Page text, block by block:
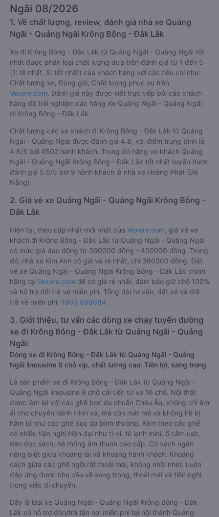
Ngãi 08/2026
1. Về chất lượng, review, đánh giá nhà xe Quảng
Ngãi - Quảng Ngãi Krông Bông - Đắk Lắk
Xe đi Krông Bông - Đắk Lắk từ Quảng Ngãi - Quảng Ngãi tốt
nhất được phân loại chất lượng dựa trên đánh giá từ 1 đến 5
(1: tệ nhất, 5: tốt nhất) của khách hàng với các tiêu chí như:
Chất lượng xe, Đúng giờ, Chất lượng phục vụ trên
Vexere.com. Đánh giá này được viết trực tiếp bởi các khách
hàng đã trải nghiệm các hãng Xe Quảng Ngãi - Quảng Ngãi
đi Krông Bông - Đắk Lắk.
Chất lượng các xe khách đi Krông Bông - Đắk Lắk từ Quảng
Ngãi - Quảng Ngãi được đánh giá 4.8, với điểm trung bình là
4.8/5 bởi 4502 hành khách. Trong đó hãng xe khách Quảng
Ngãi - Quảng Ngãi Krông Bông - Đắk Lắk tốt nhất tuyến được
đánh giá 5.0/5 bởi 9 hành khách là nhà xe Hoàng Phát (Đà
Nẵng).
2. Giá vé xe Quảng Ngãi - Quảng Ngãi Krông Bông -
Đắk Lắk
Hiện tại, theo cập nhật mới nhất của Vexere.com , giá vé xe
khách đi Krông Bông - Đắk Lắk từ Quảng Ngãi - Quảng Ngãi
có mức giá dao động từ 360000 đồng - 400000 đồng. Trong
đó, nhà xe Kim Anh có giá vé rẻ nhất, chỉ 360000 đồng. Đặt
vé xe Quảng Ngãi - Quảng Ngãi Krông Bông - Đắk Lắk chính
hãng tại Vexere.com để có giá rẻ nhất, đảm bảo giữ chỗ 100%
và hỗ trợ đổi trả vé miễn phí. Tổng đài tư vấn, đặt vé và đổi
trả vé miễn phí: 1900 888684.
3. Giới thiệu, tư vấn các dòng xe chạy tuyến đường
xe đi Krông Bông - Đắk Lắk từ Quảng Ngãi - Quảng
Ngãi:
Dòng xe đi Krông Bông - Đắk Lắk từ Quảng Ngãi - Quảng
Ngãi limousine 9 chỗ vip, chất lượng cao: Tiện lợi, sang trọng
Là sản phẩm xe đi Krông Bông - Đắk Lắk từ Quảng Ngãi -
Quảng Ngãi limousine 9 chỗ cải tiến từ xe 16 chỗ. Nội thất
được làm lại với các ghế bọc da chuẩn Châu Âu, không chỉ êm
ái cho chuyến hành trình xa, mà còn mát mẻ và không hề bị
hầm bí như các ghế bọc da bình thường. Kèm theo các ghế
có nhiều tiện nghi hiện đại như ti-vi, tủ lạnh mini, ổ cắm usb,
đèn đọc sách, hệ thống âm thanh cao cấp. Có vách ngăn
riêng biệt giữa khoang lái và khoang hành khách. Khoảng
cách giữa các ghế ngồi rất thoải mái, không nhồi nhét. Luôn
đáp ứng được nhu cầu về sang trọng, thoải mái và tiện nghi
trong việc di chuyển.
Đây là loại xe Quảng Ngãi - Quảng Ngãi Krông Bông - Đắk
Lắk có hỗ trợ đón/trả tận nơi miễn phí tại nội thành Quảng